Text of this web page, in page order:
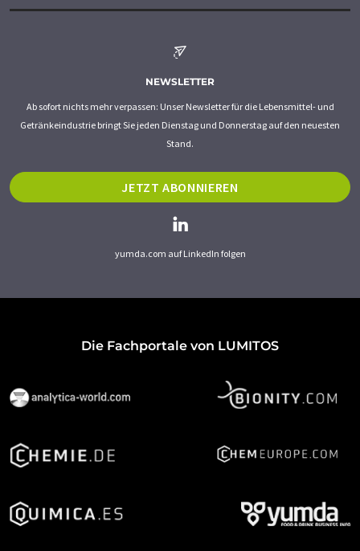
NEWSLETTER
Ab sofort nichts mehr verpassen: Unser Newsletter für die Lebensmittel- und
Getränkeindustrie bringt Sie jeden Dienstag und Donnerstag auf den neuesten
Stand.
JETZT ABONNIEREN
yumda.com auf LinkedIn folgen
Die Fachportale von LUMITOS